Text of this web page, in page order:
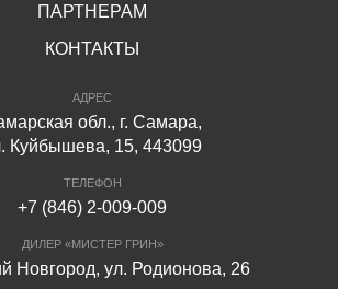
ПАРТНЕРАМ
КОНТАКТЫ
АДРЕС
обл., г. Самара,
Куйбышева, 15, 443099
ТЕЛЕФОН
+7 (846) 2-009-009
ДИЛЕР «МИСТЕР ГРИН»
Новгород, ул. Родионова, 26